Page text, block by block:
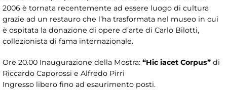
2006 è tornata recentemente ad essere luogo di cultura
grazie ad un restauro che l’ha trasformata nel museo in cui
è ospitata la donazione di opere d’arte di Carlo Bilotti,
collezionista di fama internazionale.
Ore 20.00 Inaugurazione della Mostra: “Hic iacet Corpus” di
Riccardo Caporossi e Alfredo Pirri
Ingresso libero fino ad esaurimento posti.